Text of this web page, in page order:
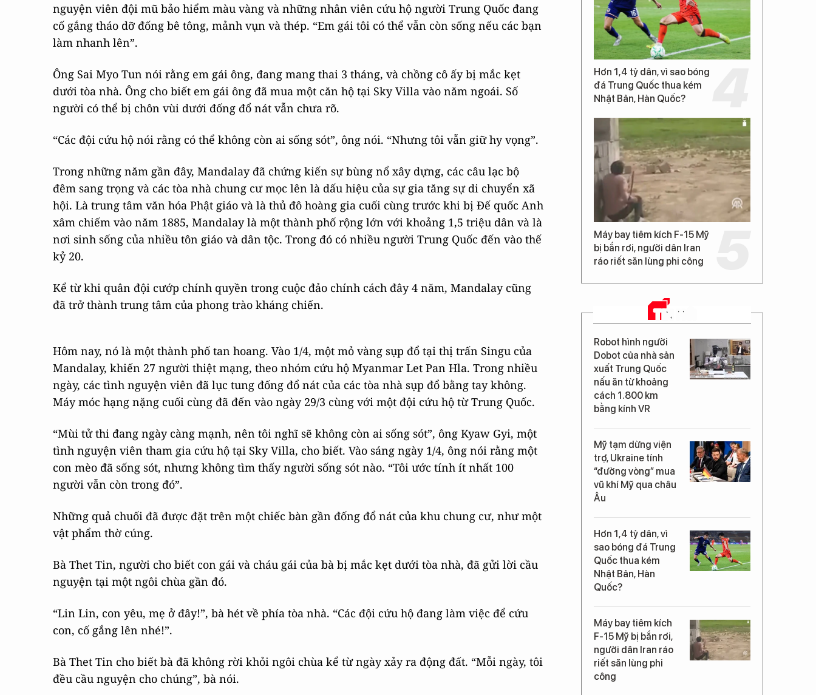
nguyện viên đội mũ bảo hiểm màu vàng và những nhân viên cứu hộ người Trung Quốc đang
cố gắng tháo dỡ đống bê tông, mảnh vụn và thép. “Em gái tôi có thể vẫn còn sống nếu các bạn
làm nhanh lên”.
Ông Sai Myo Tun nói rằng em gái ông, đang mang thai 3 tháng, và chồng cô ấy bị mắc kẹt
dưới tòa nhà. Ông cho biết em gái ông đã mua một căn hộ tại Sky Villa vào năm ngoái. Số
người có thể bị chôn vùi dưới đống đổ nát vẫn chưa rõ.
“Các đội cứu hộ nói rằng có thể không còn ai sống sót”, ông nói. “Nhưng tôi vẫn giữ hy vọng”.
Trong những năm gần đây, Mandalay đã chứng kiến sự bùng nổ xây dựng, các câu lạc bộ
đêm sang trọng và các tòa nhà chung cư mọc lên là dấu hiệu của sự gia tăng sự di chuyển xã
hội. Là trung tâm văn hóa Phật giáo và là thủ đô hoàng gia cuối cùng trước khi bị Đế quốc Anh
xâm chiếm vào năm 1885, Mandalay là một thành phố rộng lớn với khoảng 1,5 triệu dân và là
nơi sinh sống của nhiều tôn giáo và dân tộc. Trong đó có nhiều người Trung Quốc đến vào thế
kỷ 20.
Kể từ khi quân đội cướp chính quyền trong cuộc đảo chính cách đây 4 năm, Mandalay cũng
đã trở thành trung tâm của phong trào kháng chiến.
Hôm nay, nó là một thành phố tan hoang. Vào 1/4, một mỏ vàng sụp đổ tại thị trấn Singu của
Mandalay, khiến 27 người thiệt mạng, theo nhóm cứu hộ Myanmar Let Pan Hla. Trong nhiều
ngày, các tình nguyện viên đã lục tung đống đổ nát của các tòa nhà sụp đổ bằng tay không.
Máy móc hạng nặng cuối cùng đã đến vào ngày 29/3 cùng với một đội cứu hộ từ Trung Quốc.
“Mùi tử thi đang ngày càng mạnh, nên tôi nghĩ sẽ không còn ai sống sót”, ông Kyaw Gyi, một
tình nguyện viên tham gia cứu hộ tại Sky Villa, cho biết. Vào sáng ngày 1/4, ông nói rằng một
con mèo đã sống sót, nhưng không tìm thấy người sống sót nào. “Tôi ước tính ít nhất 100
người vẫn còn trong đó”.
Những quả chuối đã được đặt trên một chiếc bàn gần đống đổ nát của khu chung cư, như một
vật phẩm thờ cúng.
Bà Thet Tin, người cho biết con gái và cháu gái của bà bị mắc kẹt dưới tòa nhà, đã gửi lời cầu
nguyện tại một ngôi chùa gần đó.
“Lin Lin, con yêu, mẹ ở đây!”, bà hét về phía tòa nhà. “Các đội cứu hộ đang làm việc để cứu
con, cố gắng lên nhé!”.
Bà Thet Tin cho biết bà đã không rời khỏi ngôi chùa kể từ ngày xảy ra động đất. “Mỗi ngày, tôi
đều cầu nguyện cho chúng”, bà nói.
Hơn 1,4 tỷ dân, vì sao bóng
đá Trung Quốc thua kém
Nhật Bản, Hàn Quốc?
Máy bay tiêm kích F-15 Mỹ
bị bắn rơi, người dân Iran
ráo riết săn lùng phi công
TIN MỚI
Robot hình người
Dobot của nhà sản
xuất Trung Quốc
nấu ăn từ khoảng
cách 1.800 km
bằng kính VR
Mỹ tạm dừng viện
trợ, Ukraine tính
“đường vòng” mua
vũ khí Mỹ qua châu
Âu
Hơn 1,4 tỷ dân, vì
sao bóng đá Trung
Quốc thua kém
Nhật Bản, Hàn
Quốc?
Máy bay tiêm kích
F-15 Mỹ bị bắn rơi,
người dân Iran ráo
riết săn lùng phi
công